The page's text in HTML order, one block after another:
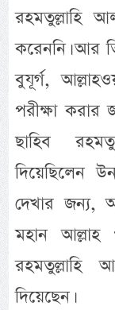
রহমতুল্লাহি
করেননি। আর
বুযূর্গ,
পরীক্ষা
ছাহিব
দিয়েছিলেন
দেখার জন্য,
মহান আল্লাহ
দিয়েছেন।